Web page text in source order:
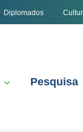
Diplomados
Pesquisa